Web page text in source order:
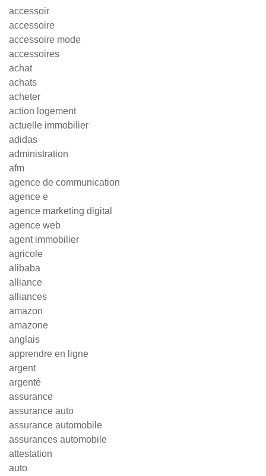
accessoir
accessoire
accessoire mode
accessoires
achat
achats
acheter
action logement
actuelle immobilier
adidas
administration
afm
agence de communication
agence e
agence marketing digital
agence web
agent immobilier
agricole
alibaba
alliance
alliances
amazon
amazone
anglais
apprendre en ligne
argent
argenté
assurance
assurance auto
assurance automobile
assurances automobile
attestation
auto